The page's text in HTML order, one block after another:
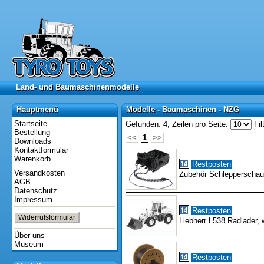
Land- und Baumaschinenmodelle
Land- und Baumaschinenmodelle
Hauptmenü
Hauptmenü
Startseite
Bestellung
Downloads
Kontaktformular
Warenkorb
Versandkosten
AGB
Datenschutz
Impressum
Widerrufsformular
Über uns
Museum
Modelle - Baumaschinen - NZG
Modelle - Baumaschinen - NZG
Gefunden: 4; Zeilen pro Seite:
<<
1 >>
Restposten
Zubehör
Restposten
Liebherr L538 Radlader,
Restposten